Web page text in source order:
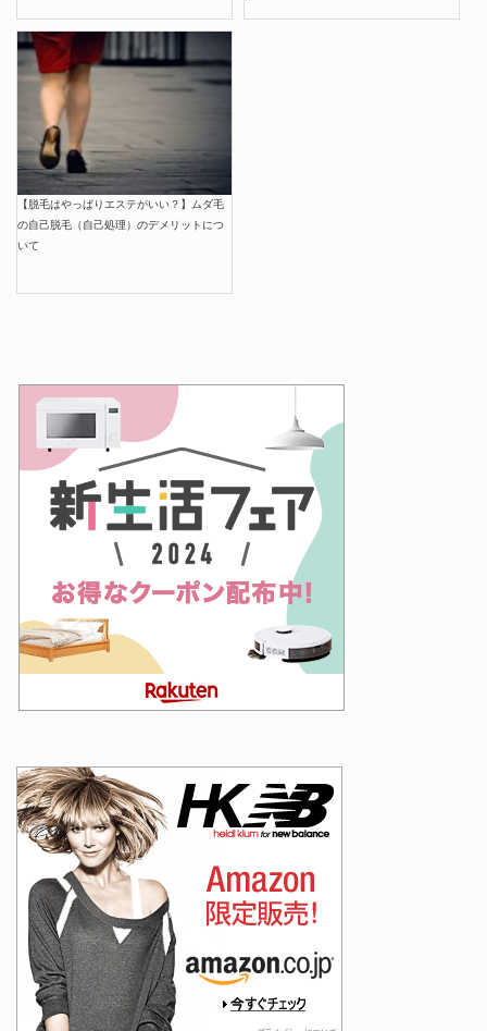
【脱毛はやっぱりエステがいい？】ムダ毛
の自己脱毛（自己処理）のデメリットにつ
いて